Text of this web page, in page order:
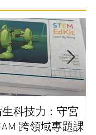
科技力：守宮
跨領域專題課